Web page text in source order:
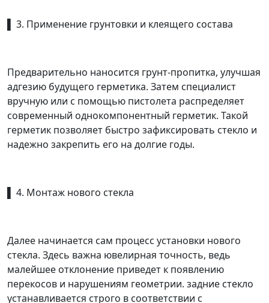
▌ 3. Применение грунтовки и клеящего состава
Предварительно наносится грунт-пропитка, улучшая
адгезию будущего герметика. Затем специалист
вручную или с помощью пистолета распределяет
современный однокомпонентный герметик. Такой
герметик позволяет быстро зафиксировать стекло и
надежно закрепить его на долгие годы.
▌ 4. Монтаж нового стекла
Далее начинается сам процесс установки нового
стекла. Здесь важна ювелирная точность, ведь
малейшее отклонение приведет к появлению
перекосов и нарушениям геометрии. задние стекло
устанавливается строго в соответствии с